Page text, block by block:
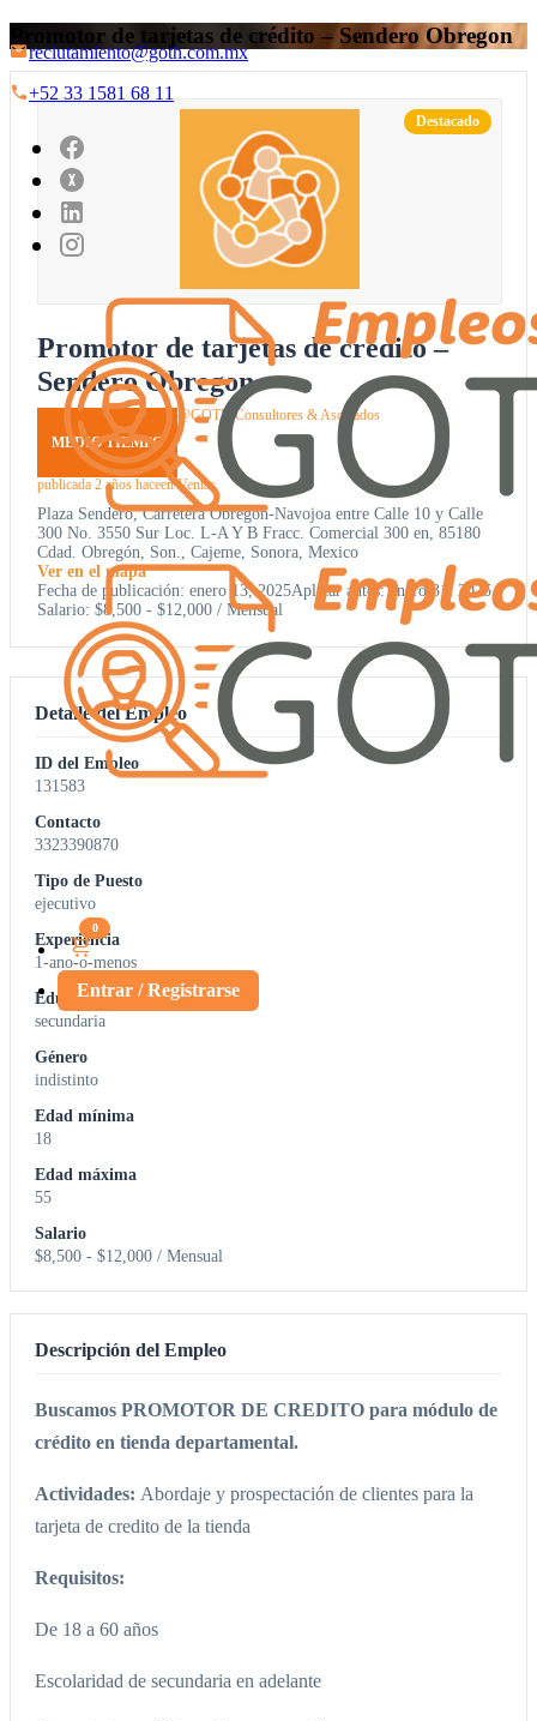
reclutamiento@goth.com.mx
+52 33 1581 68 11
0
Entrar / Registrarse
Promotor de tarjetas de crédito – Sendero Obregon
Destacado
Promotor de tarjetas de crédito –
Sendero Obregon
MEDIO TIEMPO
@GOTH Consultores & Asociados
publicada 2 años haceenVentas
Plaza Sendero, Carretera Obregón-Navojoa entre Calle 10 y Calle
300 No. 3550 Sur Loc. L-A Y B Fracc. Comercial 300 en, 85180
Cdad. Obregón, Son., Cajeme, Sonora, Mexico
Ver en el mapa
Fecha de publicación: enero 13, 2025Aplicar antes: enero 31, 2025
Salario: $8,500 - $12,000 / Mensual
Detalle del Empleo
ID del Empleo
131583
Contacto
3323390870
Tipo de Puesto
ejecutivo
Experiencia
1-ano-o-menos
Educación
secundaria
Género
indistinto
Edad mínima
18
Edad máxima
55
Salario
$8,500 - $12,000 / Mensual
Descripción del Empleo
Buscamos PROMOTOR DE CREDITO para módulo de
crédito en tienda departamental.
Actividades: Abordaje y prospectación de clientes para la
tarjeta de credito de la tienda
Requisitos:
De 18 a 60 años
Escolaridad de secundaria en adelante